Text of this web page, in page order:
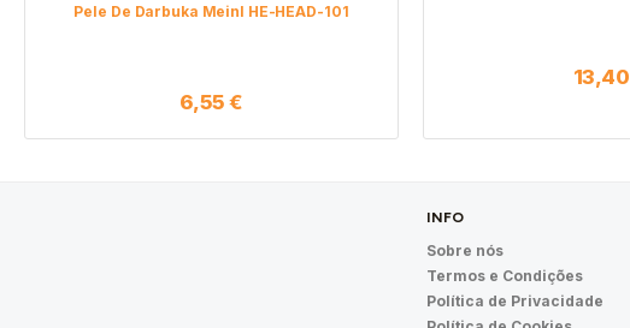
Pele De Darbuka Meinl HE-HEAD-101
6,55€
13,40
INFO
Sobre nós
Termos e Condições
Política de Privacidade